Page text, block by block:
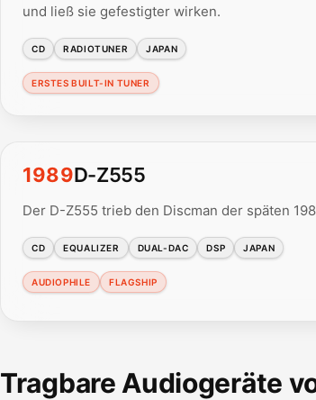
und ließ sie gefestigter wirken.
CD RADIOTUNER JAPAN
ERSTES BUILT-IN TUNER
1989D-Z555
Der D-Z555 trieb den Discman der späten
CD EQUALIZER DUAL-DAC DSP JAPAN
AUDIOPHILE FLAGSHIP
Tragbare Audiogeräte